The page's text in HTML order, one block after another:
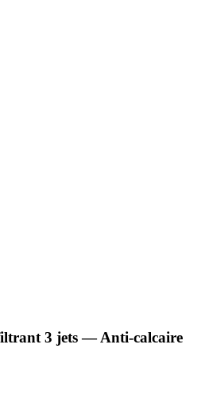
3 jets — Anti-calcaire